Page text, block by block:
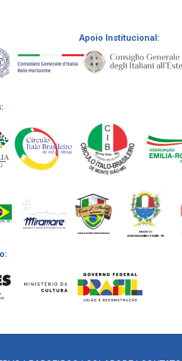
Apoio Institucional: